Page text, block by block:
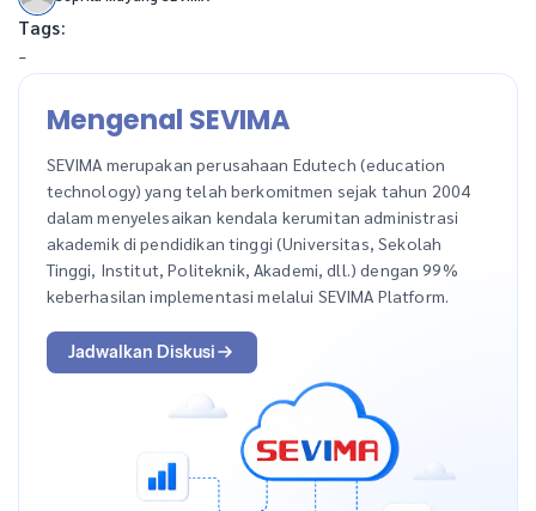
Tags:
-
Mengenal SEVIMA
SEVIMA merupakan perusahaan Edutech (education
technology) yang telah berkomitmen sejak tahun 2004
dalam menyelesaikan kendala kerumitan administrasi
akademik di pendidikan tinggi (Universitas, Sekolah
Tinggi, Institut, Politeknik, Akademi, dll.) dengan 99%
keberhasilan implementasi melalui SEVIMA Platform.
Jadwalkan Diskusi